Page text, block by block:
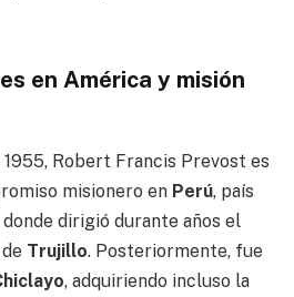
en América y misión
1955, Robert Francis Prevost es
misionero en Perú, país
dirigió durante años el
Trujillo. Posteriormente, fue
, adquiriendo incluso la